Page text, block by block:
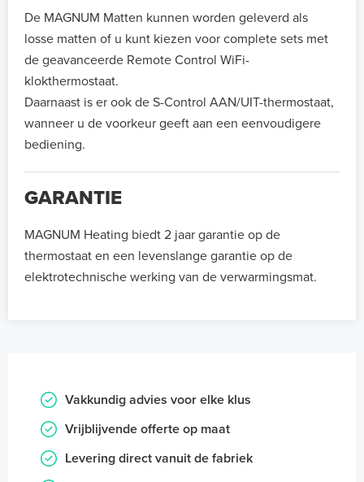
De MAGNUM Matten kunnen worden geleverd als
losse matten of u kunt kiezen voor complete sets met
de geavanceerde Remote Control WiFi-
klokthermostaat.
Daarnaast is er ook de S-Control AAN/UIT-thermostaat,
wanneer u de voorkeur geeft aan een eenvoudigere
bediening.
GARANTIE
MAGNUM Heating biedt 2 jaar garantie op de
thermostaat en een levenslange garantie op de
elektrotechnische werking van de verwarmingsmat.
Vakkundig advies voor elke klus
Vrijblijvende offerte op maat
Levering direct vanuit de fabriek